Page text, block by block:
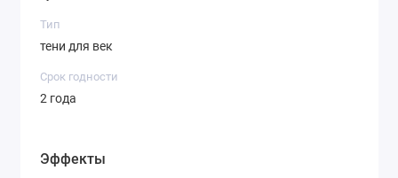
Тип
тени для век
Срок годности
2 года
Эффекты